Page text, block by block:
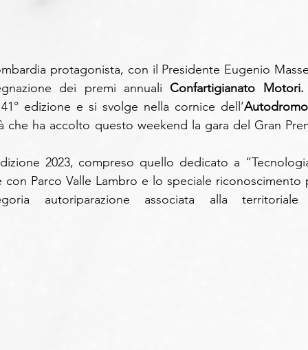
protagonista, con il Presidente Eugenio
dei premi annuali Confartigianato
edizione e si svolge nella cornice dell’
che ha accolto questo weekend la gara del Gran
2023, compreso quello dedicato a
Parco Valle Lambro e lo speciale riconoscimento
autoriparazione associata alla